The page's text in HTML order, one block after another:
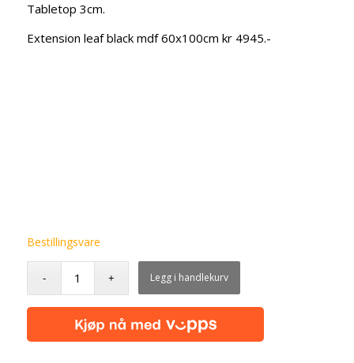
Tabletop 3cm.
Extension leaf black mdf 60x100cm kr 4945.-
Bestillingsvare
Legg i handlekurv